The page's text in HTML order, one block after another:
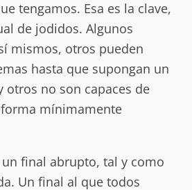
tengamos. Esa es la clave,
de jodidos. Algunos
mismos, otros pueden
hasta que supongan un
otros no son capaces de
mínimamente
un final abrupto, tal y como
Un final al que todos